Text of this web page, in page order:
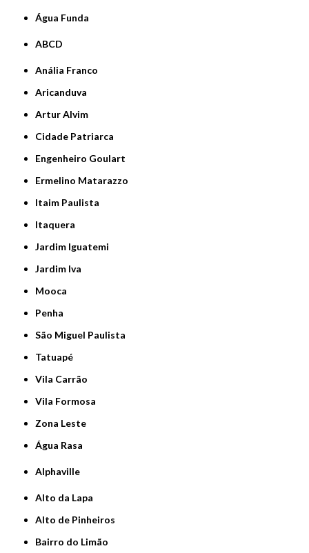
Água Funda
ABCD
Anália Franco
Aricanduva
Artur Alvim
Cidade Patriarca
Engenheiro Goulart
Ermelino Matarazzo
Itaim Paulista
Itaquera
Jardim Iguatemi
Jardim Iva
Mooca
Penha
São Miguel Paulista
Tatuapé
Vila Carrão
Vila Formosa
Zona Leste
Água Rasa
Alphaville
Alto da Lapa
Alto de Pinheiros
Bairro do Limão